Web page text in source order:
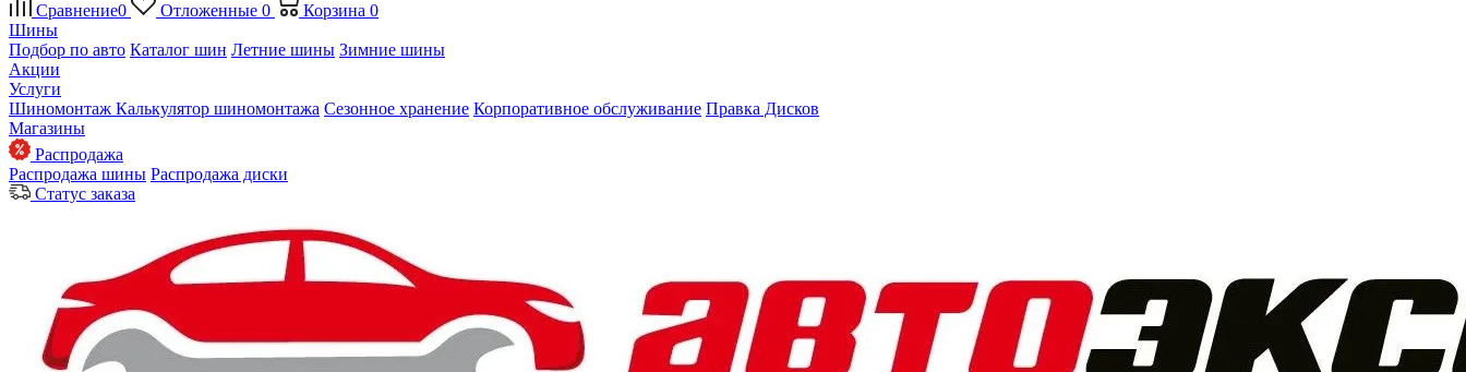
Сравнение0 Отложенные 0 Корзина 0
Шины
Подбор по авто Каталог шин Летние шины Зимние шины
Акции
Услуги
Шиномонтаж Калькулятор шиномонтажа Сезонное хранение Корпоративное обслуживание Правка Дисков
Магазины
Распродажа
Распродажа шины Распродажа диски
Статус заказа